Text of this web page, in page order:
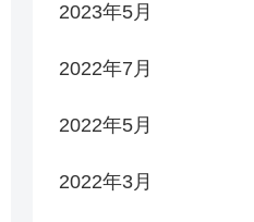
2023年5月
2022年7月
2022年5月
2022年3月